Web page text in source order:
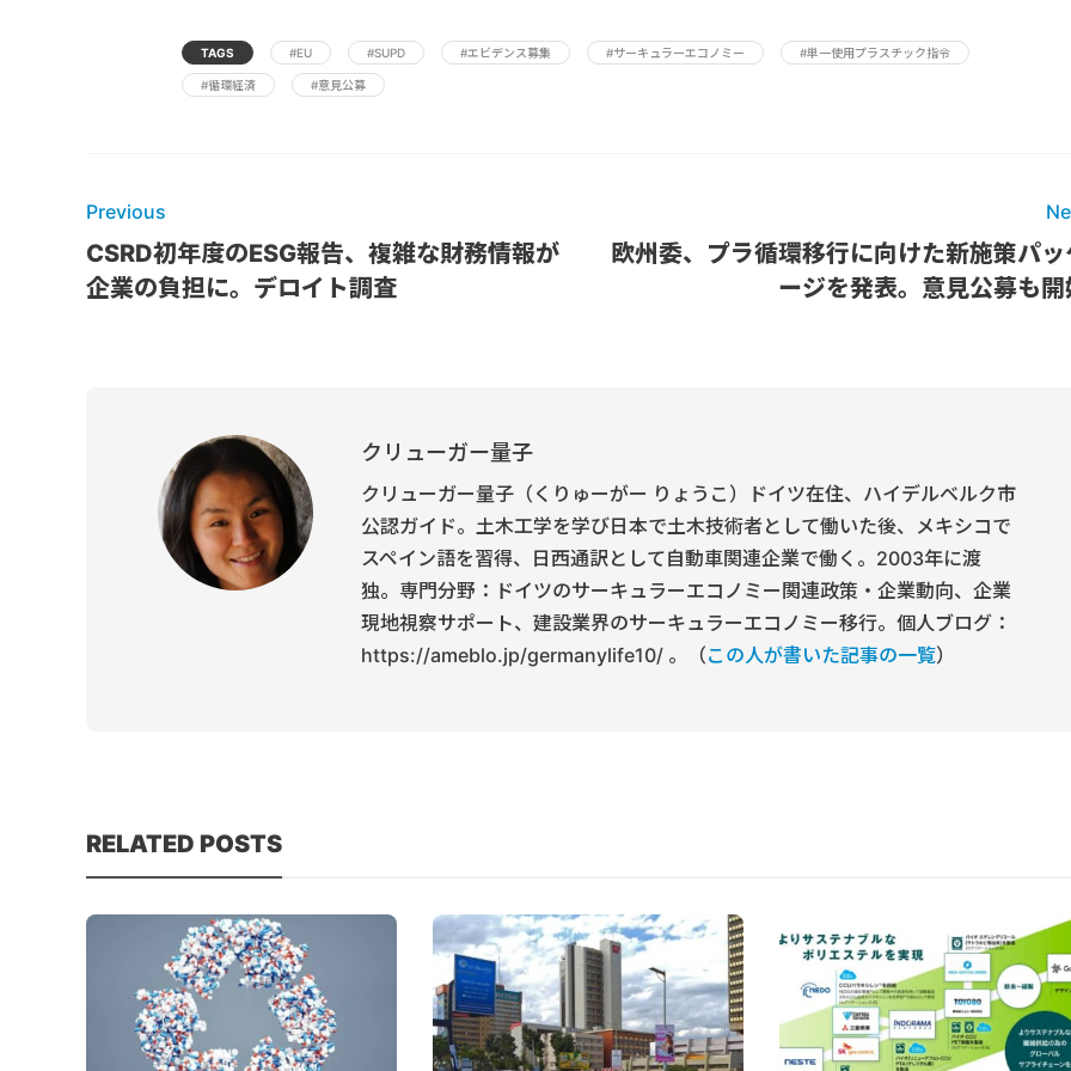
TAGS #EU #SUPD #エビデンス募集 #サーキュラーエコノミー #単一使用プラスチック指令
#循環経済 #意見公募
Previous
CSRD初年度のESG報告、複雑な財務情報が
企業の負担に。デロイト調査
欧州委、プラ循環移行に向けた新施策パッ
ージを発表。意見公募も開
クリューガー量子
クリューガー量子（くりゅーがー りょうこ）ドイツ在住、ハイデルベルク市
公認ガイド。土木工学を学び日本で土木技術者として働いた後、メキシコで
スペイン語を習得、日西通訳として自動車関連企業で働く。2003年に渡
独。専門分野：ドイツのサーキュラーエコノミー関連政策・企業動向、企業
現地視察サポート、建設業界のサーキュラーエコノミー移行。個人ブログ：
https://ameblo.jp/germanylife10/ 。（この人が書いた記事の一覧）
RELATED POSTS